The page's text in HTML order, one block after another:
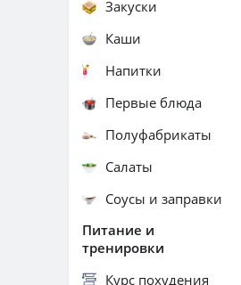
Закуски
Каши
Напитки
Первые блюда
Полуфабрикаты
Салаты
Соусы и заправки
Питание и
тренировки
Курс похудения